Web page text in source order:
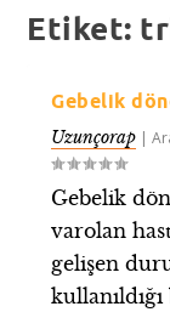
Etiket:
Gebelik
Uzunçorap |
Gebelik
varolan
gelişen